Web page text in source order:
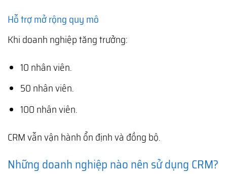
Hỗ trợ mở rộng quy mô
Khi doanh nghiệp tăng trưởng:
10 nhân viên.
50 nhân viên.
100 nhân viên.
CRM vẫn vận hành ổn định và đồng bộ.
Những doanh nghiệp nào nên sử dụng CRM?